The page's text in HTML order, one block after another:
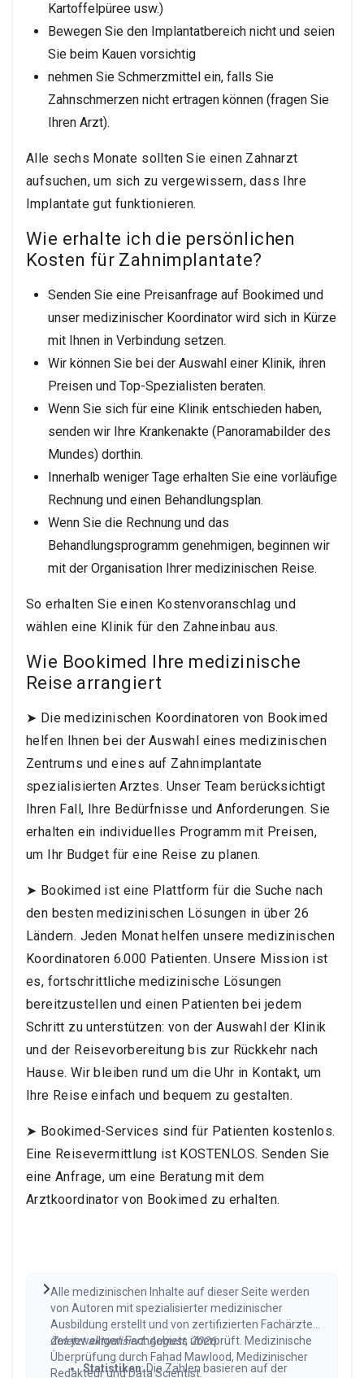
Kartoffelpüree usw.)
Bewegen Sie den Implantatbereich nicht und seien
Sie beim Kauen vorsichtig
nehmen Sie Schmerzmittel ein, falls Sie
Zahnschmerzen nicht ertragen können (fragen Sie
Ihren Arzt).
Alle sechs Monate sollten Sie einen Zahnarzt
aufsuchen, um sich zu vergewissern, dass Ihre
Implantate gut funktionieren.
Wie erhalte ich die persönlichen
Kosten für Zahnimplantate?
Senden Sie eine Preisanfrage auf Bookimed und
unser medizinischer Koordinator wird sich in Kürze
mit Ihnen in Verbindung setzen.
Wir können Sie bei der Auswahl einer Klinik, ihren
Preisen und Top-Spezialisten beraten.
Wenn Sie sich für eine Klinik entschieden haben,
senden wir Ihre Krankenakte (Panoramabilder des
Mundes) dorthin.
Innerhalb weniger Tage erhalten Sie eine vorläufige
Rechnung und einen Behandlungsplan.
Wenn Sie die Rechnung und das
Behandlungsprogramm genehmigen, beginnen wir
mit der Organisation Ihrer medizinischen Reise.
So erhalten Sie einen Kostenvoranschlag und
wählen eine Klinik für den Zahneinbau aus.
Wie Bookimed Ihre medizinische
Reise arrangiert
➤ Die medizinischen Koordinatoren von Bookimed
helfen Ihnen bei der Auswahl eines medizinischen
Zentrums und eines auf Zahnimplantate
spezialisierten Arztes. Unser Team berücksichtigt
Ihren Fall, Ihre Bedürfnisse und Anforderungen. Sie
erhalten ein individuelles Programm mit Preisen,
um Ihr Budget für eine Reise zu planen.
➤ Bookimed ist eine Plattform für die Suche nach
den besten medizinischen Lösungen in über 26
Ländern. Jeden Monat helfen unsere medizinischen
Koordinatoren 6.000 Patienten. Unsere Mission ist
es, fortschrittliche medizinische Lösungen
bereitzustellen und einen Patienten bei jedem
Schritt zu unterstützen: von der Auswahl der Klinik
und der Reisevorbereitung bis zur Rückkehr nach
Hause. Wir bleiben rund um die Uhr in Kontakt, um
Ihre Reise einfach und bequem zu gestalten.
➤ Bookimed-Services sind für Patienten kostenlos.
Eine Reisevermittlung ist KOSTENLOS. Senden Sie
eine Anfrage, um eine Beratung mit dem
Arztkoordinator von Bookimed zu erhalten.
Alle medizinischen Inhalte auf dieser Seite werden
von Autoren mit spezialisierter medizinischer
Ausbildung erstellt und von zertifizierten Fachärzten
des jeweiligen Fachgebiets überprüft. Medizinische
Überprüfung durch Fahad Mawlood, Medizinischer
Redakteur und Data Scientist.
Zuletzt aktualisiert: August, 2026.
Statistiken: Die Zahlen basieren auf der